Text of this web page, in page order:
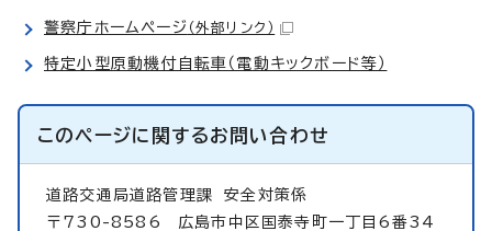
警察庁ホームページ （外部リンク）
特定小型原動機付自転車（電動キックボード等）
このページに関するお問い合わせ
道路交通局道路管理課安全対策係
〒730-8586 広島市中区国泰寺町一丁目6番34